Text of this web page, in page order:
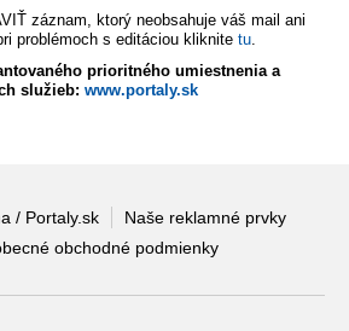
záznam, ktorý neobsahuje váš mail ani
problémoch s editáciou kliknite tu.
prioritného umiestnenia a
služieb: www.portaly.sk
/ Portaly.sk
Naše reklamné prvky
obchodné podmienky